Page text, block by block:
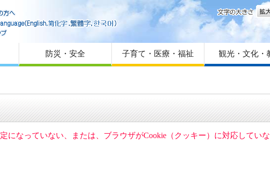
はじめての方へ
Foreign language
サイトマップ
文字
防災・安全 子育て・医療・福祉 観光・文化・
になっていない、または、ブラウザがCookie（クッキー）に対応してい